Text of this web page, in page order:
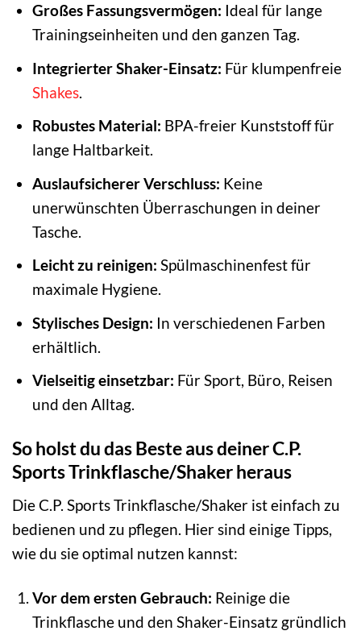
Großes Fassungsvermögen: Ideal für lange
Trainingseinheiten und den ganzen Tag.
Integrierter Shaker-Einsatz: Für klumpenfreie
Shakes.
Robustes Material: BPA-freier Kunststoff für
lange Haltbarkeit.
Auslaufsicherer Verschluss: Keine
unerwünschten Überraschungen in deiner
Tasche.
Leicht zu reinigen: Spülmaschinenfest für
maximale Hygiene.
Stylisches Design: In verschiedenen Farben
erhältlich.
Vielseitig einsetzbar: Für Sport, Büro, Reisen
und den Alltag.
So holst du das Beste aus deiner C.P.
Sports Trinkflasche/Shaker heraus
Die C.P. Sports Trinkflasche/Shaker ist einfach zu
bedienen und zu pflegen. Hier sind einige Tipps,
wie du sie optimal nutzen kannst:
Vor dem ersten Gebrauch: Reinige die
Trinkflasche und den Shaker-Einsatz gründlich